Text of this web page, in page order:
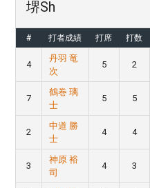
堺Sh
# 打者成績 打席 打数
4
丹羽 竜
次
5 2
7
鶴巻 璃
士
5 5
2
中道 勝
士
4 4
3
神原 裕
司
4 3